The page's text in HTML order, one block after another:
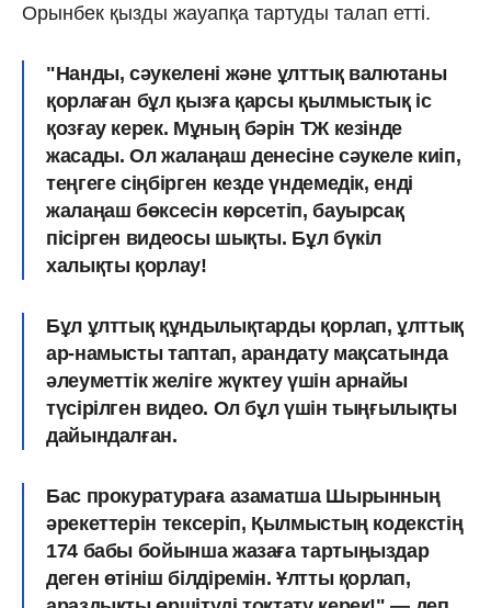
Орынбек қызды жауапқа тартуды талап етті.
"Нанды, сәукелені және ұлттық валютаны
қорлаған бұл қызға қарсы қылмыстық іс
қозғау керек. Мұның бәрін ТЖ кезінде
жасады. Ол жалаңаш денесіне сәукеле киіп,
теңгеге сіңбірген кезде үндемедік, енді
жалаңаш бөксесін көрсетіп, бауырсақ
пісірген видеосы шықты. Бұл бүкіл
халықты қорлау!
Бұл ұлттық құндылықтарды қорлап, ұлттық
ар-намысты таптап, арандату мақсатында
әлеуметтік желіге жүктеу үшін арнайы
түсірілген видео. Ол бұл үшін тыңғылықты
дайындалған.
Бас прокуратураға азаматша Шырынның
әрекеттерін тексеріп, Қылмыстың кодекстің
174 бабы бойынша жазаға тартыңыздар
деген өтініш білдіремін. Ұлтты қорлап,